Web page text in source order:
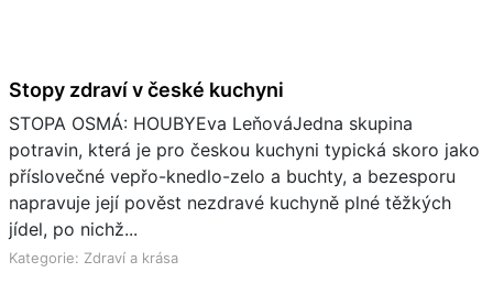
Stopy zdraví v české kuchyni
STOPA OSMÁ: HOUBYEva LeňováJedna skupina
potravin, která je pro českou kuchyni typická skoro jako
příslovečné vepřo-knedlo-zelo a buchty, a bezesporu
napravuje její pověst nezdravé kuchyně plné těžkých
jídel, po nichž...
Kategorie: Zdraví a krása